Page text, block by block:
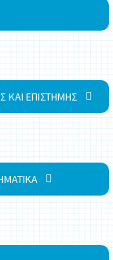
ΚΑΙ ΕΠΙΣΤΗΜΗΣ